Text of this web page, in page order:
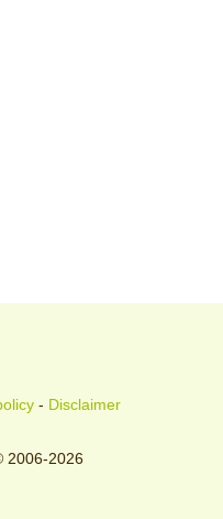
- Disclaimer
2006-2026